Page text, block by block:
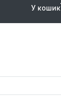
У кошик